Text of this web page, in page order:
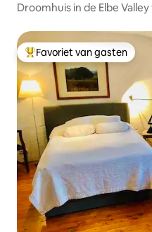
Droomhuis in de Elbe
Topfavoriet van gasten
Favoriet van gasten